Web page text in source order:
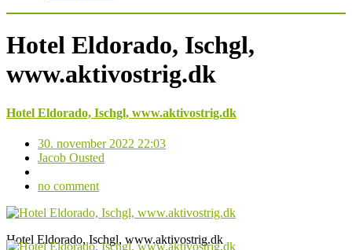
Hotel Eldorado, Ischgl,
www.aktivostrig.dk
Hotel Eldorado, Ischgl, www.aktivostrig.dk
30. november 2022 22:03
Jacob Ousted
no comment
Hotel Eldorado, Ischgl, www.aktivostrig.dk